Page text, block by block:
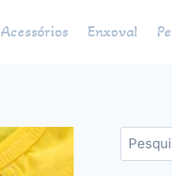
Acessórios Enxoval
por: